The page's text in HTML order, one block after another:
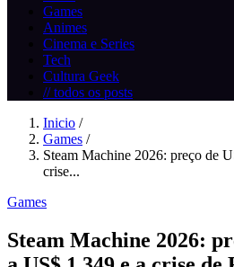
Games
Animes
Cinema e Series
Tech
Cultura Geek
// todos os posts
Inicio /
Games /
Steam Machine 2026: preço de
crise...
Games
Steam Machine 2026: